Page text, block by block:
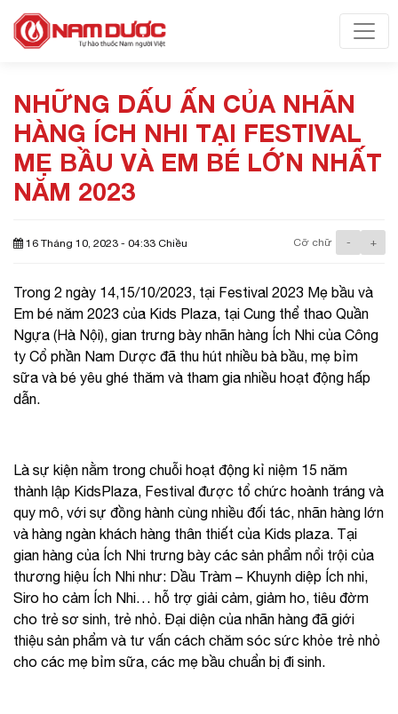
NHỮNG DẤU ẤN CỦA NHÃN
HÀNG ÍCH NHI TẠI FESTIVAL
MẸ BẦU VÀ EM BÉ LỚN NHẤT
NĂM 2023
16 Tháng 10, 2023 - 04:33 Chiều Cỡ chữ - +
Trong 2 ngày 14,15/10/2023, tại Festival 2023 Mẹ bầu và
Em bé năm 2023 của Kids Plaza, tại Cung thể thao Quần
Ngựa (Hà Nội), gian trưng bày nhãn hàng Ích Nhi của Công
ty Cổ phần Nam Dược đã thu hút nhiều bà bầu, mẹ bỉm
sữa và bé yêu ghé thăm và tham gia nhiều hoạt động hấp
dẫn.
Là sự kiện nằm trong chuỗi hoạt động kỉ niệm 15 năm
thành lập KidsPlaza, Festival được tổ chức hoành tráng và
quy mô, với sự đồng hành cùng nhiều đối tác, nhãn hàng lớn
và hàng ngàn khách hàng thân thiết của Kids plaza. Tại
gian hàng của Ích Nhi trưng bày các sản phẩm nổi trội của
thương hiệu Ích Nhi như: Dầu Tràm – Khuynh diệp Ích nhi,
Siro ho cảm Ích Nhi… hỗ trợ giải cảm, giảm ho, tiêu đờm
cho trẻ sơ sinh, trẻ nhỏ. Đại diện của nhãn hàng đã giới
thiệu sản phẩm và tư vấn cách chăm sóc sức khỏe trẻ nhỏ
cho các mẹ bỉm sữa, các mẹ bầu chuẩn bị đi sinh.